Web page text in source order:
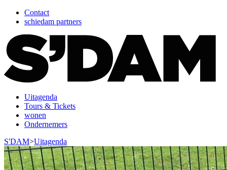
Contact
schiedam partners
Uitagenda
Tours & Tickets
wonen
Ondernemers
S'DAM>Uitagenda